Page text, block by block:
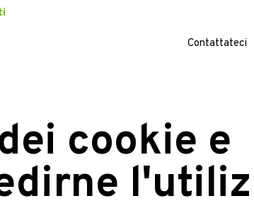
Contattateci
cookie e